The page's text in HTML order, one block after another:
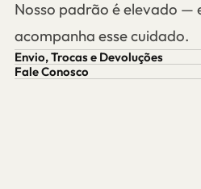
Nosso padrão é elevado —
acompanha esse cuidado.
Envio, Trocas e Devoluções
Fale Conosco